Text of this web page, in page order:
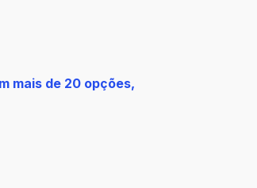
mais de 20 opções,